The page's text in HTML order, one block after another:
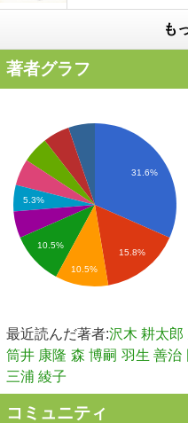
も
著者グラフ
31.6%
15.8%
5.3%
10.5%
10.5%
最近読んだ著者:沢木 耕太郎
筒井 康隆 森 博嗣 羽生 善治
三浦 綾子
コミュニティ